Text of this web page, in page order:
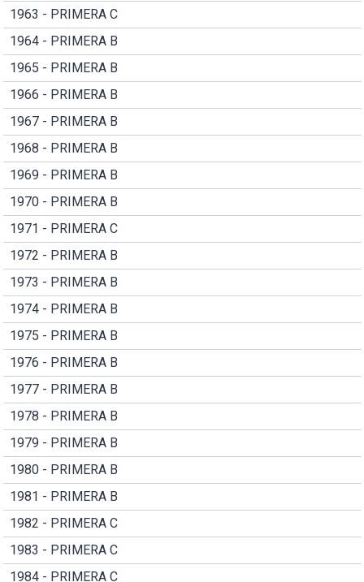
1963 - PRIMERA C
1964 - PRIMERA B
1965 - PRIMERA B
1966 - PRIMERA B
1967 - PRIMERA B
1968 - PRIMERA B
1969 - PRIMERA B
1970 - PRIMERA B
1971 - PRIMERA C
1972 - PRIMERA B
1973 - PRIMERA B
1974 - PRIMERA B
1975 - PRIMERA B
1976 - PRIMERA B
1977 - PRIMERA B
1978 - PRIMERA B
1979 - PRIMERA B
1980 - PRIMERA B
1981 - PRIMERA B
1982 - PRIMERA C
1983 - PRIMERA C
1984 - PRIMERA C